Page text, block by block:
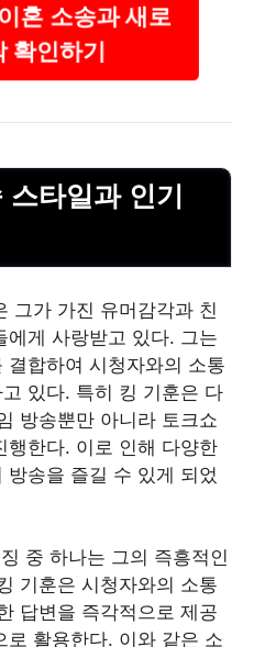
혼 소송과 새로
확인하기
타일과 인기
그가 가진 유머감각과 친
에게 사랑받고 있다. 그는
결합하여 시청자와의 소통
있다. 특히 킹 기훈은 다
방송뿐만 아니라 토크쇼
행한다. 이로 인해 다양한
방송을 즐길 수 있게 되었
중 하나는 그의 즉흥적인
기훈은 시청자와의 소통
답변을 즉각적으로 제공
로 활용한다. 이와 같은 소